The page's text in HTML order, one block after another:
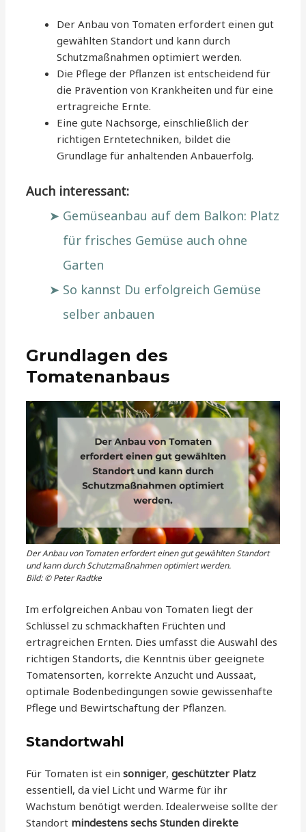
Der Anbau von Tomaten erfordert einen gut
gewählten Standort und kann durch
Schutzmaßnahmen optimiert werden.
Die Pflege der Pflanzen ist entscheidend für
die Prävention von Krankheiten und für eine
ertragreiche Ernte.
Eine gute Nachsorge, einschließlich der
richtigen Erntetechniken, bildet die
Grundlage für anhaltenden Anbauerfolg.
Auch interessant:
Gemüseanbau auf dem Balkon: Platz
für frisches Gemüse auch ohne
Garten
So kannst Du erfolgreich Gemüse
selber anbauen
Grundlagen des
Tomatenanbaus
Der Anbau von Tomaten erfordert einen gut gewählten Standort
und kann durch Schutzmaßnahmen optimiert werden.
Bild: © Peter Radtke
Im erfolgreichen Anbau von Tomaten liegt der
Schlüssel zu schmackhaften Früchten und
ertragreichen Ernten. Dies umfasst die Auswahl des
richtigen Standorts, die Kenntnis über geeignete
Tomatensorten, korrekte Anzucht und Aussaat,
optimale Bodenbedingungen sowie gewissenhafte
Pflege und Bewirtschaftung der Pflanzen.
Standortwahl
Für Tomaten ist einsonniger,geschützter Platz
essentiell, da viel Licht und Wärme für ihr
Wachstum benötigt werden. Idealerweise sollte der
Standort mindestens sechs Stunden direkte